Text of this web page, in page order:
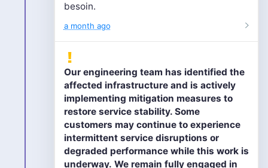
besoin.
a month ago
Our engineering team has identified the
affected infrastructure and is actively
implementing mitigation measures to
restore service stability. Some
customers may continue to experience
intermittent service disruptions or
degraded performance while this work is
underway. We remain fully engaged in